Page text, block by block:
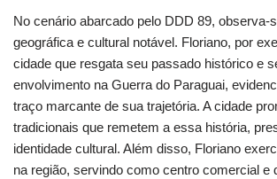
No cenário abarcado pelo DDD 89, observa-
geográfica e cultural notável. Floriano, por
cidade que resgata seu passado histórico e
envolvimento na Guerra do Paraguai,
traço marcante de sua trajetória. A cidade
tradicionais que remetem a essa história,
identidade cultural. Além disso, Floriano
na região, servindo como centro comercial e